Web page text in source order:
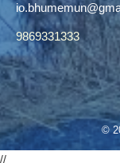
9869331333
©
//